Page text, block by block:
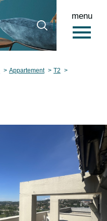
menu
Appartement
T2